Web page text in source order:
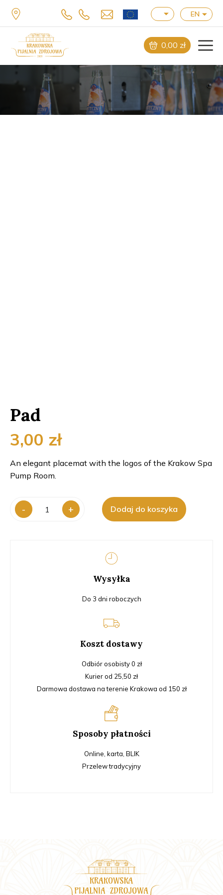
EN
0,00 zł
Pad
3,00 zł
An elegant placemat with the logos of the Krakow Spa
Pump Room.
-
ilość
Pad
+ Dodaj do koszyka
Wysyłka
Do 3 dni roboczych
Koszt dostawy
Odbiór osobisty 0 zł
Kurier od 25,50 zł
Darmowa dostawa na terenie Krakowa od 150 zł
Sposoby płatności
Online, karta, BLIK
Przelew tradycyjny